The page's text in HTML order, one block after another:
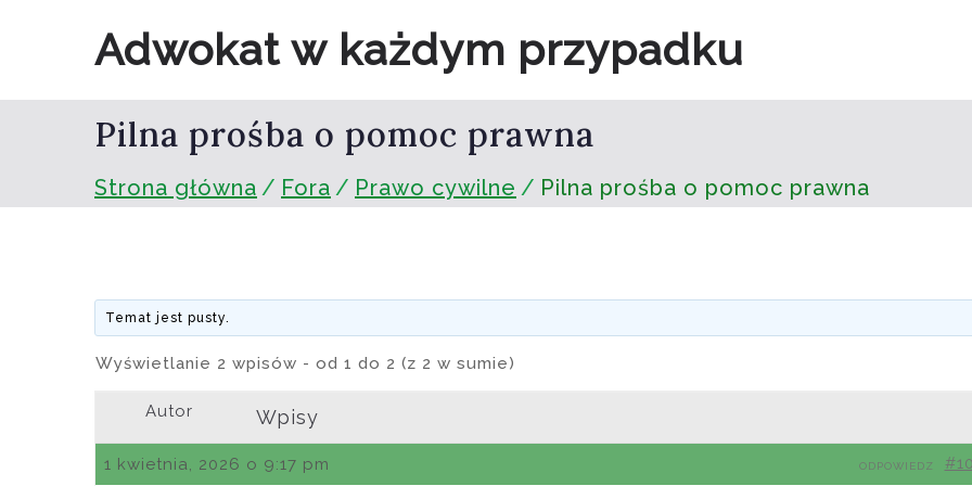
treści
Adwokat w każdym przypadku
Pilna prośba o pomoc prawna
Strona główna Fora Prawo cywilne Pilna prośba o pomoc prawna
Temat jest pusty.
Wyświetlanie 2 wpisów - od 1 do 2 (z 2 w sumie)
Autor Wpisy
1 kwietnia, 2026 o 9:17 pm ODPOWIEDZ